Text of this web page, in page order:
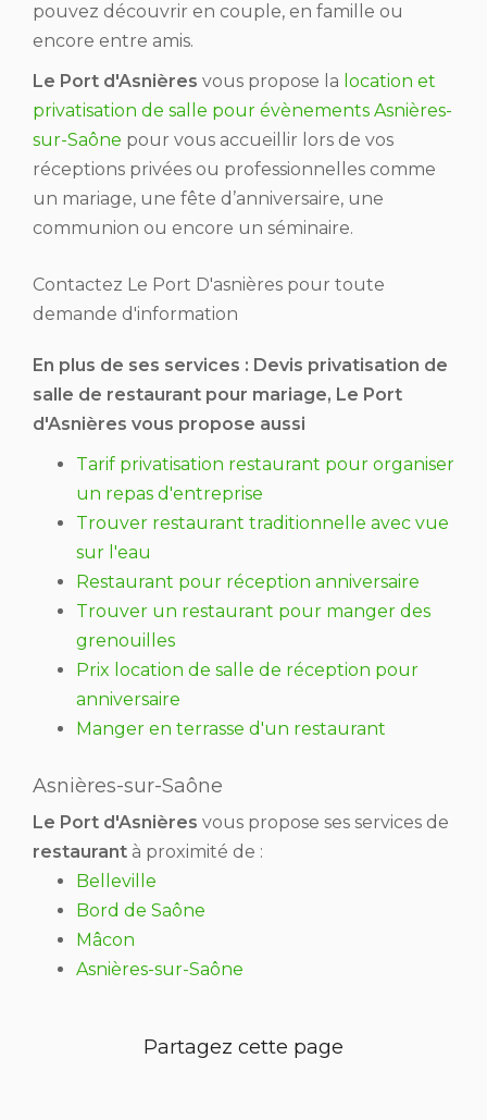
pouvez découvrir en couple, en famille ou
encore entre amis.
Le Port d'Asnières vous propose la location et
privatisation de salle pour évènements Asnières-
sur-Saône pour vous accueillir lors de vos
réceptions privées ou professionnelles comme
un mariage, une fête d’anniversaire, une
communion ou encore un séminaire.
Contactez Le Port D'asnières pour toute
demande d'information
En plus de ses services : Devis privatisation de
salle de restaurant pour mariage, Le Port
d'Asnières vous propose aussi
Tarif privatisation restaurant pour organiser
un repas d'entreprise
Trouver restaurant traditionnelle avec vue
sur l'eau
Restaurant pour réception anniversaire
Trouver un restaurant pour manger des
grenouilles
Prix location de salle de réception pour
anniversaire
Manger en terrasse d'un restaurant
Asnières-sur-Saône
Le Port d'Asnières vous propose ses services de
restaurant à proximité de :
Belleville
Bord de Saône
Mâcon
Asnières-sur-Saône